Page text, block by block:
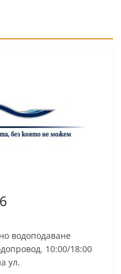
водоподаване
10:00/18:00
ул.